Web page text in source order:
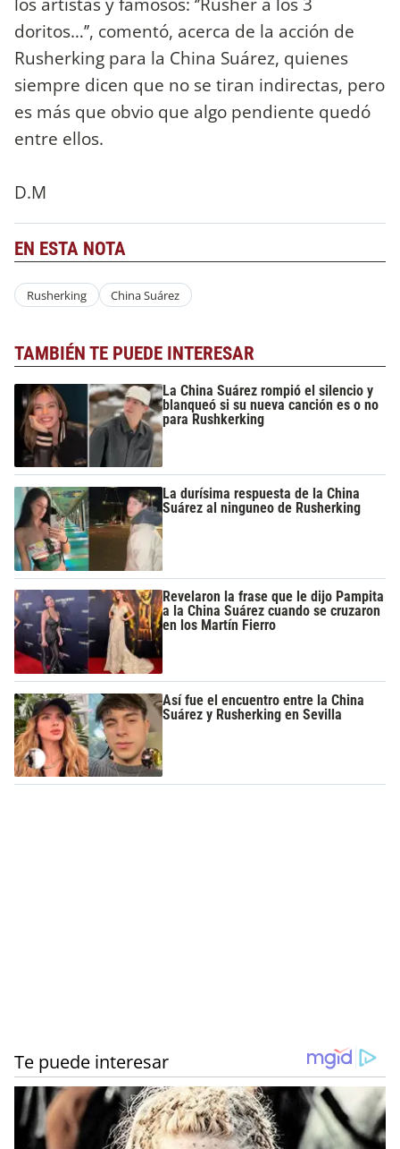
doritos…’’, comentó, acerca de la acción de
Rusherking para la China Suárez, quienes
siempre dicen que no se tiran indirectas, pero
es más que obvio que algo pendiente quedó
entre ellos.
D.M
EN ESTA NOTA
Rusherking China Suárez
TAMBIÉN TE PUEDE INTERESAR
La China Suárez rompió el silencio y
blanqueó si su nueva canción es o no
para Rushkerking
La durísima respuesta de la China
Suárez al ninguneo de Rusherking
Revelaron la frase que le dijo Pampita
a la China Suárez cuando se cruzaron
en los Martín Fierro
Así fue el encuentro entre la China
Suárez y Rusherking en Sevilla